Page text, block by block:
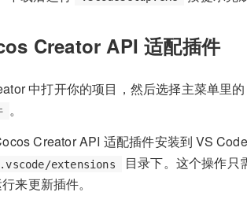
Creator API 适配插件
中打开你的项目，然后选择主菜单里
。
Creator API 适配插件安装到 VS
.vscode/extensions
目录下。这个操作只
来更新插件。